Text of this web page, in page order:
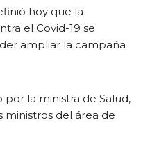
hoy que la
el Covid-19 se
ampliar la campaña
la ministra de Salud,
ministros del área de